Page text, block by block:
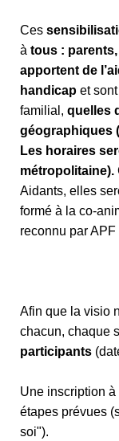
Ces
à tous :
apportent de
handicap et
familial, quelles
géographiques
Les horaires
métropolitaine).
Aidants, elles
formé à la co-
reconnu par
Afin que la visio
chacun, chaque
participants
Une inscription
étapes prévues
soi").